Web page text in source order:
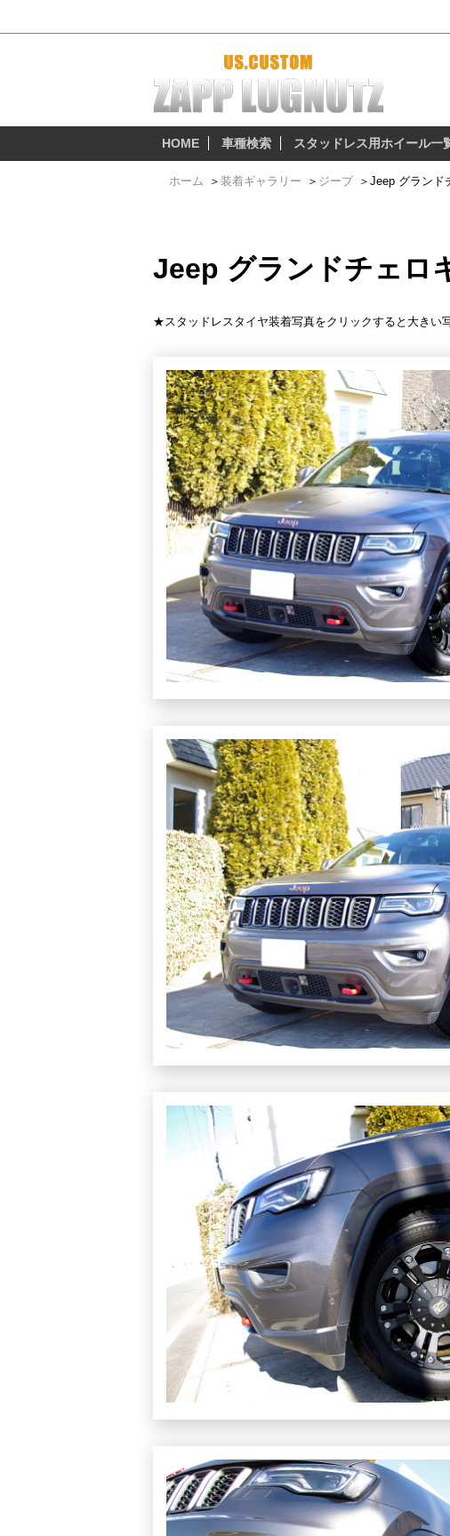
HOME 車種検索 スタッドレス用ホイール一
ホーム ＞ 装着ギャラリー ＞ ジープ ＞ Jeep グランド
Jeep グランドチェロ
★スタッドレスタイヤ装着写真をクリックすると大きい